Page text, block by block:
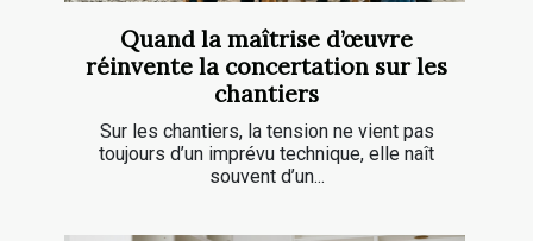
Quand la maîtrise d’œuvre
réinvente la concertation sur les
chantiers
Sur les chantiers, la tension ne vient pas
toujours d’un imprévu technique, elle naît
souvent d’un...